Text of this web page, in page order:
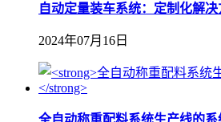
自动定量装车系统：定制化解决
2024年07月16日
全自动称重配料系统生产线的系